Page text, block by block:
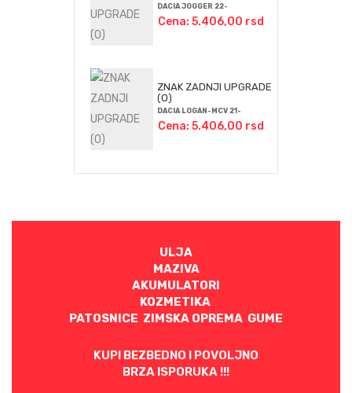
DACIA JOGGER 22-
Cena: 5.406,00 rsd
ZNAK ZADNJI UPGRADE
(O)
DACIA LOGAN-MCV 21-
Cena: 5.406,00 rsd
ULJA
MAZIVA
AKUMULATORI
KOZMETIKA
PATOSNICE ZIMSKA OPREMA GUME
KUPI BEZBEDNO I POVOLJNO
BRZA ISPORUKA !!!